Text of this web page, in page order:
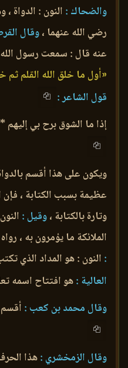
والضحاك : النون : الدواة
رضي الله عنهما ،وقال
عنه قال : سمعت رسول
«أول ما خلق الله القلم ثم
قول الشاعر :
إذا ما الشوق برح بي
ويكون على هذا أقسم
عظيمة بسبب الكتابة ،
وتارة بالكتابة ،وقيل :
الملائكة ما يؤمرون به ،
: النون : هو المداد الذي
العالية :هو افتتاح اسمه
وقال محمد بن كعب : أقسم
وقال الزمخشري :هذا